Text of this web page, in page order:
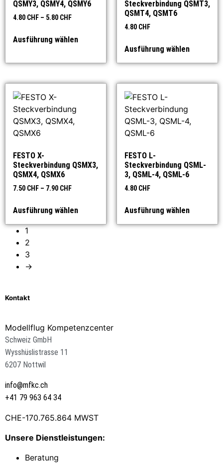
QSMY3, QSMY4, QSMY6
4.80 CHF – 5.80 CHF
Ausführung wählen
Steckverbindung QSMT3,
QSMT4, QSMT6
4.80 CHF
Ausführung wählen
FESTO X-
Steckverbindung QSMX3,
QSMX4, QSMX6
7.50 CHF – 7.90 CHF
Ausführung wählen
FESTO L-
Steckverbindung QSML-
3, QSML-4, QSML-6
4.80 CHF
Ausführung wählen
1
2
3
→
Kontakt
Modellflug Kompetenzcenter
Schweiz GmbH
Wysshüslistrasse 11
6207 Nottwil
info@mfkc.ch
+41 79 963 64 34
CHE-170.765.864 MWST
Unsere Dienstleistungen:
Beratung